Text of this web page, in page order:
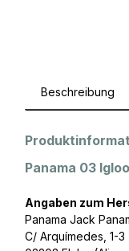
Beschreibung
Panama 03
Angaben zum
Panama Jack
C/ Arquímedes, 1-3